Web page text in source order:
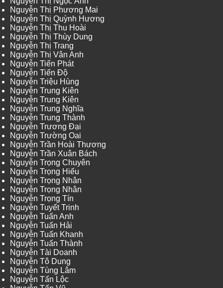
Nguyễn Thị Phương Mai
Nguyễn Thị Quỳnh Hương
Nguyễn Thị Thu Hoài
Nguyễn Thị Thùy Dung
Nguyễn Thị Trang
Nguyễn Thị Vân Anh
Nguyễn Tiến Phát
Nguyễn Tiến Độ
Nguyễn Triệu Hùng
Nguyễn Trung Kiên
Nguyễn Trung Kiên
Nguyễn Trung Nghĩa
Nguyễn Trung Thành
Nguyễn Trương Đại
Nguyễn Trường Oai
Nguyễn Trần Hoài Thương
Nguyễn Trần Xuân Bách
Nguyễn Trọng Chuyên
Nguyễn Trọng Hiếu
Nguyễn Trọng Nhân
Nguyễn Trọng Nhân
Nguyễn Trọng Tín
Nguyễn Tuyết Trinh
Nguyễn Tuấn Anh
Nguyễn Tuấn Hải
Nguyễn Tuấn Khanh
Nguyễn Tuấn Thành
Nguyễn Tài Doanh
Nguyễn Tô Dung
Nguyễn Tùng Lâm
Nguyễn Tấn Lộc